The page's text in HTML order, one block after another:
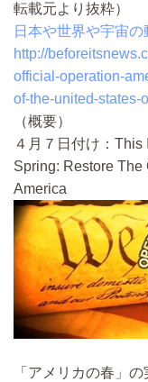
転載元より抜粋）
日本や世界や宇宙の
http://
official-operation-
of-the-united-states-
（概要）
４月７日付け：This
Spring: Restore The
America
「アメリカの春」